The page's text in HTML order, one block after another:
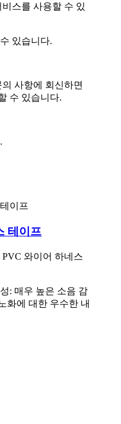
스를 사용할 수 있
있습니다.
사항에 회신하면
수 있습니다.
테이프
와이어 하네스
: 매우 높은 소음 감
화에 대한 우수한 내